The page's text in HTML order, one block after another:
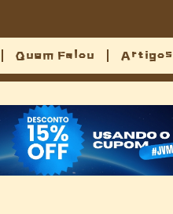
Quem Falou Artigos